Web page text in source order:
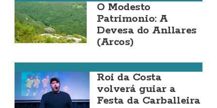
O Modesto
Patrimonio: A
Devesa do Anllares
(Arcos)
Roi da Costa
volverá guiar a
Festa da Carballeira